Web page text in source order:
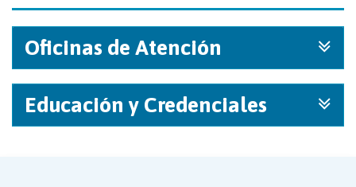
Oficinas de Atención
Educación y Credenciales